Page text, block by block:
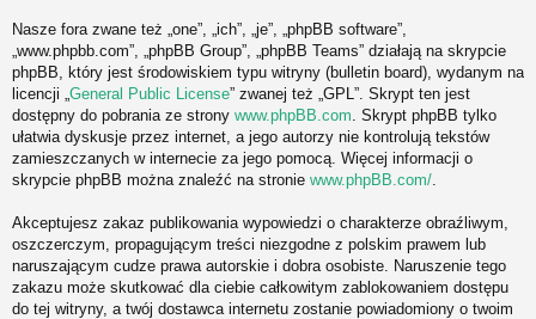
Nasze fora zwane też „one”, „ich”, „je”, „phpBB software”,
„www.phpbb.com”, „phpBB Group”, „phpBB Teams” działają na skrypcie
phpBB, który jest środowiskiem typu witryny (bulletin board), wydanym na
licencji „ General Public License” zwanej też „GPL”. Skrypt ten jest
dostępny do pobrania ze strony www.phpBB.com . Skrypt phpBB tylko
ułatwia dyskusje przez internet, a jego autorzy nie kontrolują tekstów
zamieszczanych w internecie za jego pomocą. Więcej informacji o
skrypcie phpBB można znaleźć na stronie www.phpBB.com/
Akceptujesz zakaz publikowania wypowiedzi o charakterze obraźliwym,
oszczerczym, propagującym treści niezgodne z polskim prawem lub
naruszającym cudze prawa autorskie i dobra osobiste. Naruszenie tego
zakazu może skutkować dla ciebie całkowitym zablokowaniem dostępu
do tej witryny, a twój dostawca internetu zostanie powiadomiony o twoim